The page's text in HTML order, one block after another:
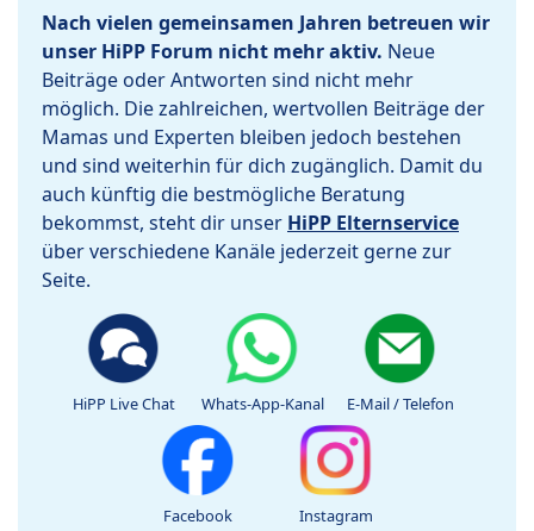
Nach vielen gemeinsamen Jahren betreuen wir
unser HiPP Forum nicht mehr aktiv. Neue
Beiträge oder Antworten sind nicht mehr
möglich. Die zahlreichen, wertvollen Beiträge der
Mamas und Experten bleiben jedoch bestehen
und sind weiterhin für dich zugänglich. Damit du
auch künftig die bestmögliche Beratung
bekommst, steht dir unser HiPP Elternservice
über verschiedene Kanäle jederzeit gerne zur
Seite.
HiPP Live Chat Whats-App-Kanal E-Mail / Telefon
Facebook Instagram